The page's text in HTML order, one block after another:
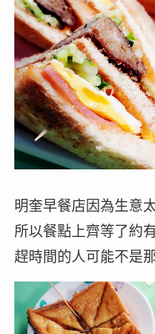
明奎早餐店因為生意
所以餐點上齊等了約
趕時間的人可能不是